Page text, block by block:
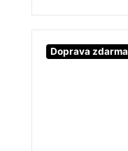
Doprava zdarma